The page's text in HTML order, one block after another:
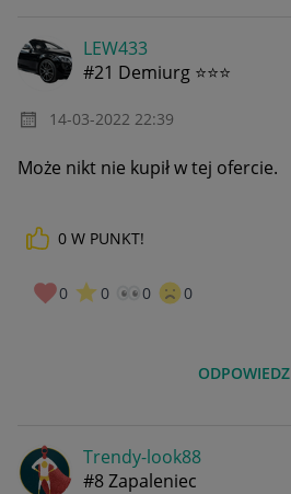
LEW433
#21 Demiurg ⭐⭐⭐
‎14-03-2022 22:39
Może nikt nie kupił w tej ofercie.
0 W PUNKT!
0 0 0 0
ODPOWIEDZ
Trendy-look88
#8 Zapaleniec